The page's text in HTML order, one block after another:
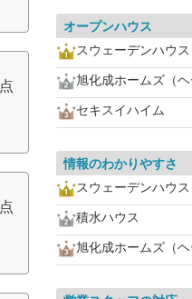
点
点
オープンハウス
スウェーデンハウス
旭化成ホームズ（ヘ
セキスイハイム
情報のわかりやすさ
スウェーデンハウス
積水ハウス
旭化成ホームズ（ヘ